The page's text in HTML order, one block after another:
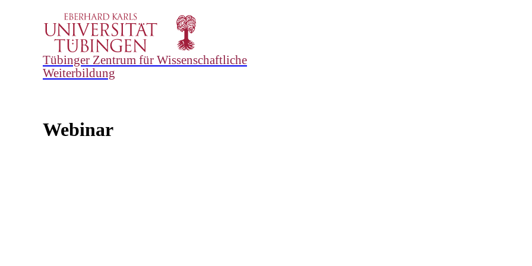
Tübinger Zentrum für Wissenschaftliche
Weiterbildung
Webinar